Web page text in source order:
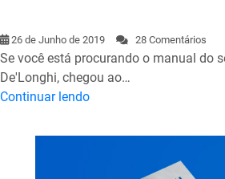
26 de Junho de 2019 28 Comentários
Se você está procurando o manual do
De'Longhi, chegou ao…
Continuar lendo